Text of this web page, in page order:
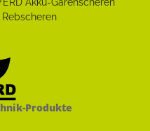
Produkte